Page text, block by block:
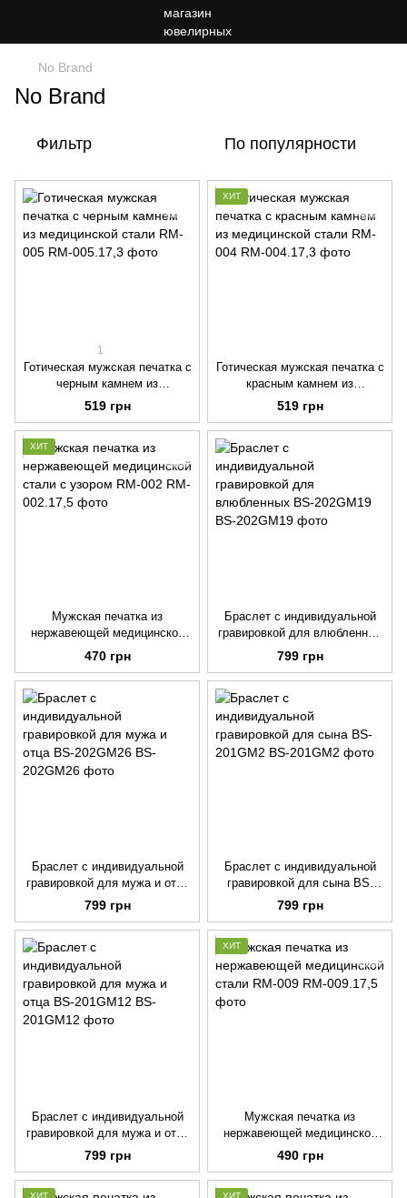
No Brand
No Brand
Фильтр По популярности
1
Готическая мужская печатка с
черным камнем из
медицинской стали RM-005
519 грн
ХИТ
Готическая мужская печатка с
красным камнем из
медицинской стали RM-004
519 грн
ХИТ
Мужская печатка из
нержавеющей медицинской
стали с узором RM-002
470 грн
Браслет с индивидуальной
гравировкой для влюбленных
BS-202GM19
799 грн
Браслет с индивидуальной
гравировкой для мужа и отца
BS-202GM26
799 грн
Браслет с индивидуальной
гравировкой для сына BS-
201GM2
799 грн
Браслет с индивидуальной
гравировкой для мужа и отца
BS-201GM12
799 грн
ХИТ
Мужская печатка из
нержавеющей медицинской
стали RM-009
490 грн
ХИТ ХИТ